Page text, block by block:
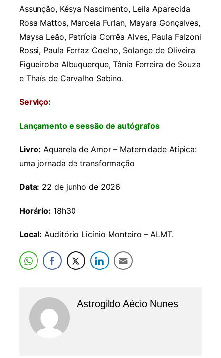
Assunção, Késya Nascimento, Leila Aparecida
Rosa Mattos, Marcela Furlan, Mayara Gonçalves,
Maysa Leão, Patrícia Corrêa Alves, Paula Falzoni
Rossi, Paula Ferraz Coelho, Solange de Oliveira
Figueiroba Albuquerque, Tânia Ferreira de Souza
e Thaís de Carvalho Sabino.
Serviço:
Lançamento e sessão de autógrafos
Livro: Aquarela de Amor – Maternidade Atípica:
uma jornada de transformação
Data: 22 de junho de 2026
Horário: 18h30
Local: Auditório Licínio Monteiro – ALMT.
Astrogildo Aécio Nunes